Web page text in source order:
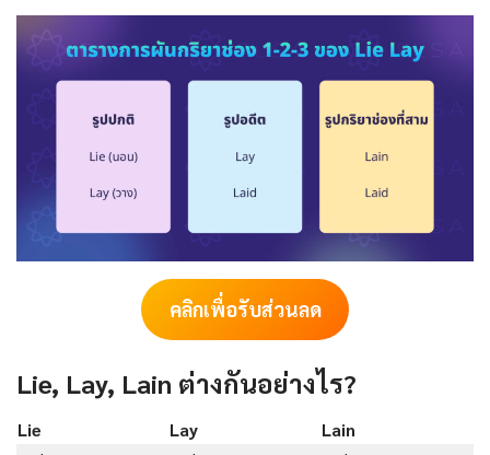
คลิกเพื่อรับส่วนลด
Lie, Lay, Lain ต่างกันอย่างไร?
Lie Lay
Lain